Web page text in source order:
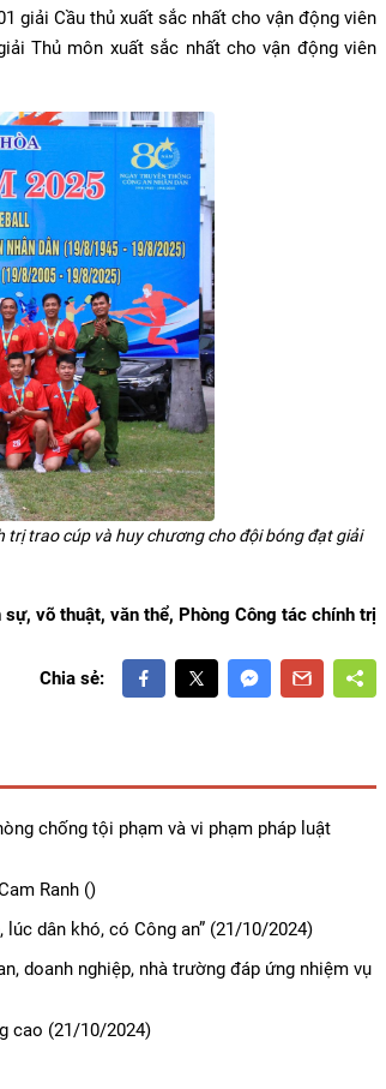
giải Cầu thủ xuất sắc nhất cho vận động viên
Thủ môn xuất sắc nhất cho vận động viên
trao cúp và huy chương cho đội bóng đạt giải
võ thuật, văn thể, Phòng Công tác chính trị
Chia sẻ:
chống tội phạm và vi phạm pháp luật
Ranh ()
dân khó, có Công an” (21/10/2024)
doanh nghiệp, nhà trường đáp ứng nhiệm vụ
cao (21/10/2024)